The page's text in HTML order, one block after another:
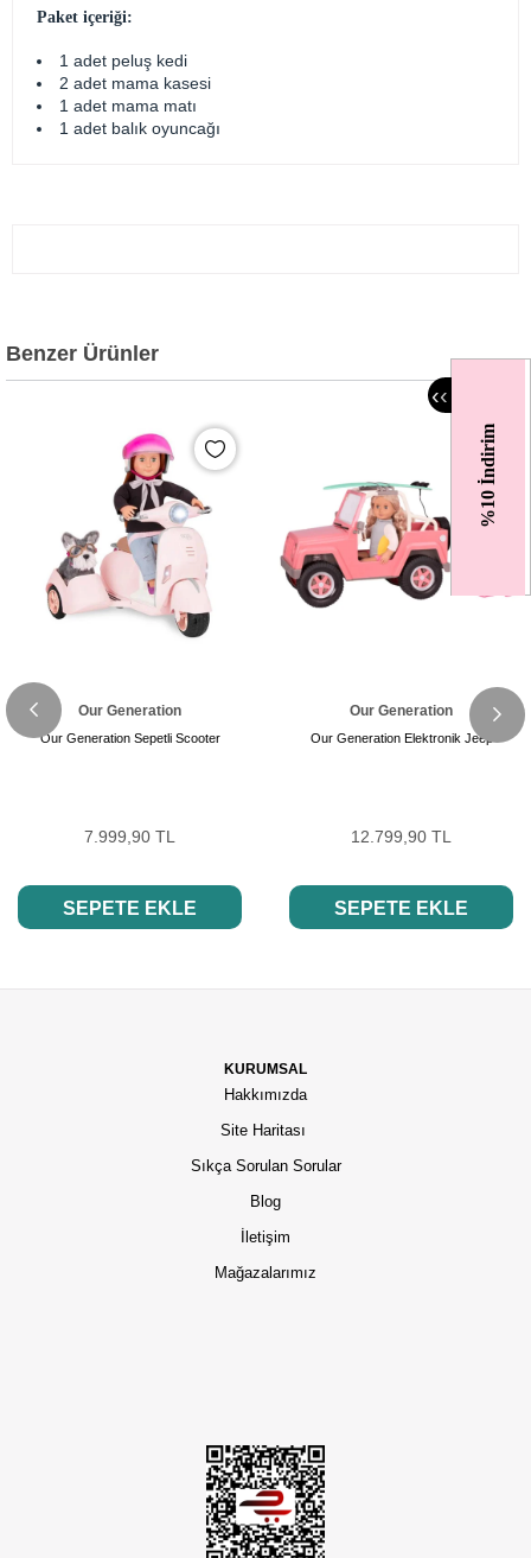
%10 İndirim
‹‹
Paket içeriği:
1 adet peluş kedi
2 adet mama kasesi
1 adet mama matı
1 adet balık oyuncağı
Benzer Ürünler
Our Generation
Our Generation Sepetli Scooter
7.999,90 TL
SEPETE EKLE
Our Generation
Our Generation Elektronik Jeep
12.799,90 TL
SEPETE EKLE
KURUMSAL
Hakkımızda
Site Haritası
Sıkça Sorulan Sorular
Blog
İletişim
Mağazalarımız